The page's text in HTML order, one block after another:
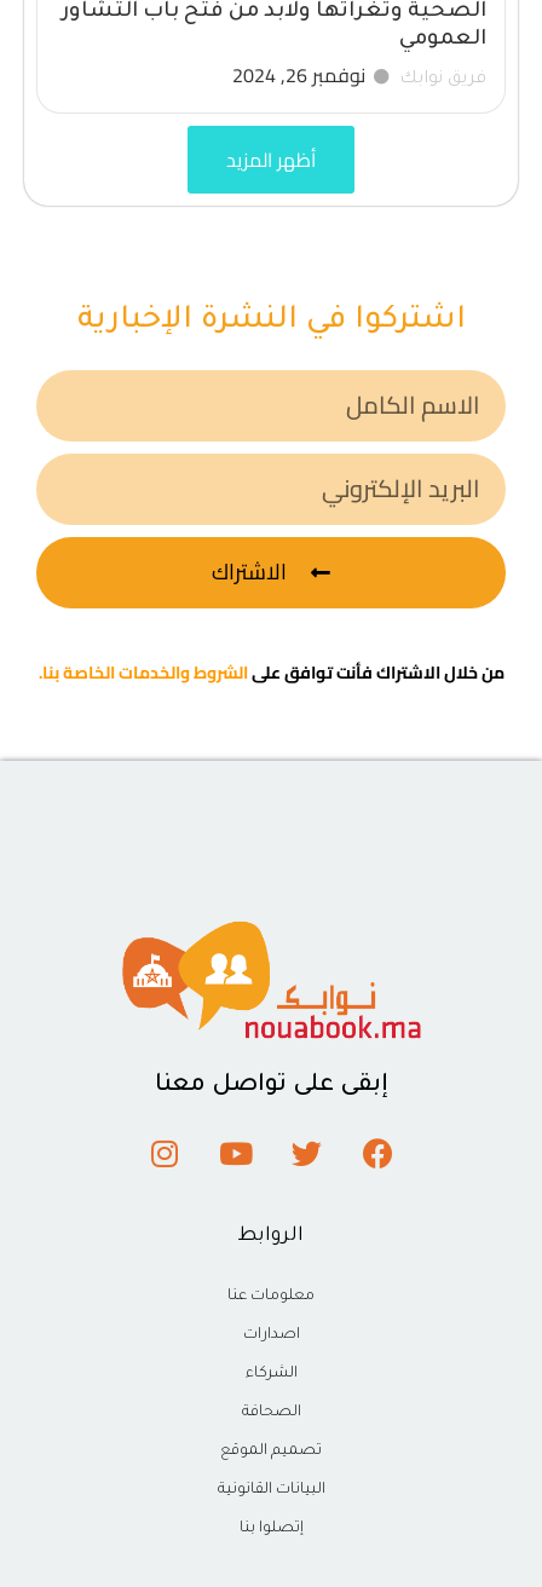
الصحية وثغراتها ولابد من فتح باب التشاور
العمومي
فريق نوابك نوفمبر 26, 2024
أظهر المزيد
اشتركوا في النشرة الإخبارية
الاشتراك
من خلال الاشتراك فأنت توافق علىالشروط والخدمات الخاصة بنا.
إبقى على تواصل معنا
الروابط
معلومات عنا
اصدارات
الشركاء
الصحافة
تصميم الموقع
البيانات القانونية
إتصلوا بنا